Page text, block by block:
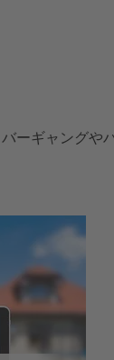
ーギャングや